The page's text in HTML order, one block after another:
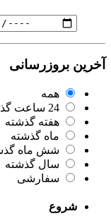
آخرین بروزرسانی
همه
24 ساعت گذشته
هفته گذشته
ماه گذشته
شش ماه
سال گذشته
سفارشی
شروع